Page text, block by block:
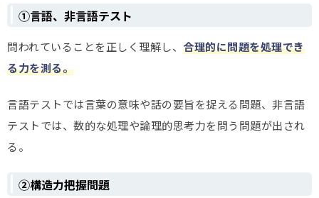
①言語、非言語テスト
問われていることを正しく理解し、 合理的に問題を処理でき
る力を測る。
言語テストでは言葉の意味や話の要旨を捉える問題、非言語
テストでは、数的な処理や論理的思考力を問う問題が出され
る。
②構造力把握問題